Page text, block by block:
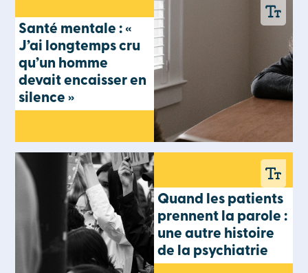
Santé mentale : «
J’ai longtemps cru
qu’un homme
devait encaisser en
silence »
Quand les patients
prennent la parole :
une autre histoire
de la psychiatrie